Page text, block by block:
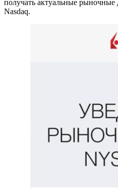
получать актуальные
Nasdaq.